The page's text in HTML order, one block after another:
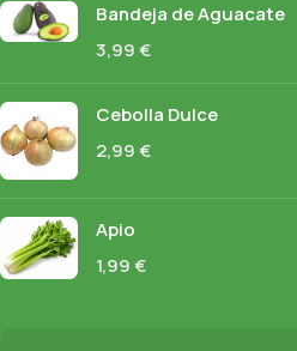
Bandeja de Aguacate
3,99€
Cebolla Dulce
2,99€
Apio
1,99€